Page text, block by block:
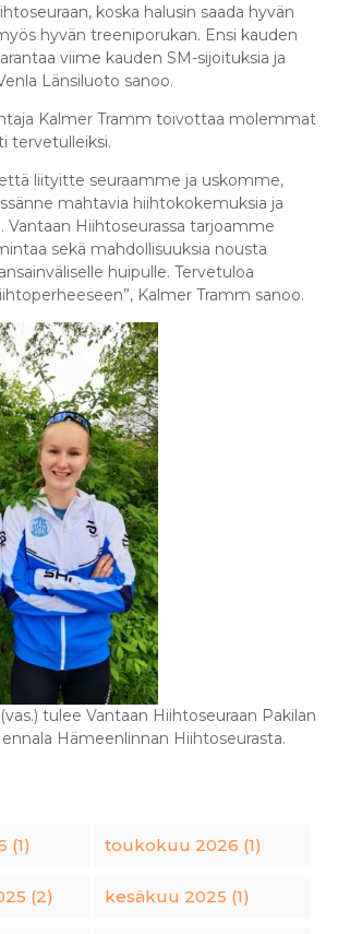
koska halusin saada hyvän
hyvän treeniporukan. Ensi kauden
viime kauden SM-sijoituksia ja
Länsiluoto sanoo.
Kalmer Tramm toivottaa molemmat
tervetulleiksi.
liityitte seuraamme ja uskomme,
mahtavia hiihtokokemuksia ja
Vantaan Hiihtoseurassa tarjoamme
sekä mahdollisuuksia nousta
huipulle. Tervetuloa
Kalmer Tramm sanoo.
tulee Vantaan Hiihtoseuraan Pakilan
Hämeenlinnan Hiihtoseurasta.
(1) toukokuu 2026 (1)
(2) kesäkuu 2025 (1)